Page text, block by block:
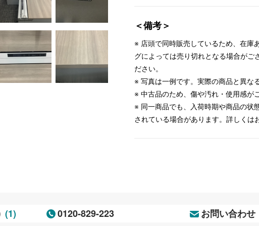
＜備考＞
※ 店頭で同時販売しているため、在庫
グによっては売り切れとなる場合がご
ださい。
※ 写真は一例です。実際の商品と異な
※ 中古品のため、傷や汚れ・使用感が
※ 同一商品でも、入荷時期や商品の状
されている場合があります。詳しくは
(1) 0120-829-223 お問い合わせ